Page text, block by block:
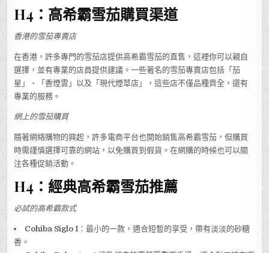
H4：高希霸雪茄購買渠道
香港的雪茄專賣店
在香港，許多專門的雪茄店提供高希霸雪茄的直售，這裡你可以親自
選擇，並有專業的店員提供建議。一些著名的雪茄專賣店包括「茄
星」、「香煙雲」以及「現代煙草店」，這些店不僅品種齊全，還有
專業的服務。
網上的雪茄購買
隨著網絡購物的興起，許多電商平台也開始銷售高希霸雪茄，但購買
時需謹慎選擇可靠的網站，以免購買到假貨。在網購的時候也可以關
注各種促銷活動。
H4：經典高希霸雪茄推薦
必試的高希霸款式
Cohiba Siglo I ：最小的一款，適合短暫的享受，帶有淡淡的砂糖
香。